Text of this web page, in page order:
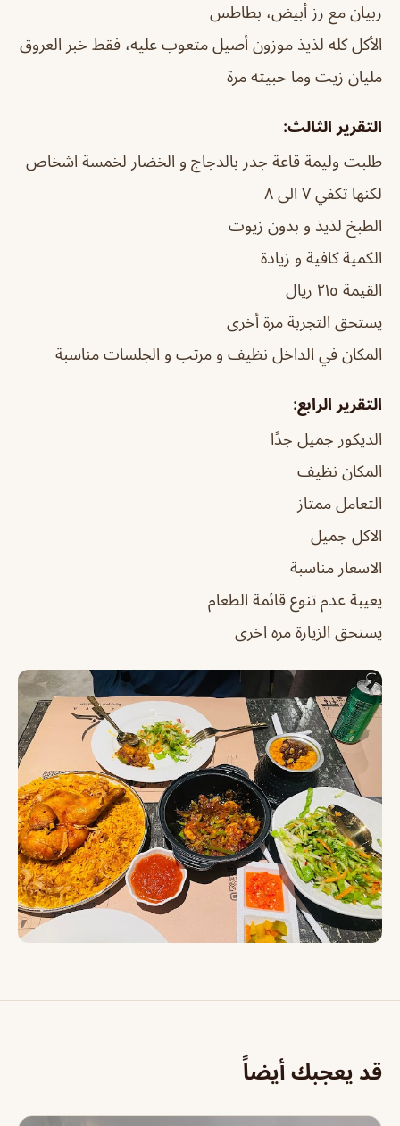
ربيان مع رز أبيض، بطاطس
الأكل كله لذيذ موزون أصيل متعوب عليه، فقط خبر العروق
مليان زيت وما حبيته مرة
التقرير الثالث:
طلبت وليمة قاعة جدر بالدجاج و الخضار لخمسة اشخاص
لكنها تكفي ٧ الى ٨
الطبخ لذيذ و بدون زيوت
الكمية كافية و زيادة
القيمة ٢١٥ ريال
يستحق التجربة مرة أخرى
المكان في الداخل نظيف و مرتب و الجلسات مناسبة
التقرير الرابع:
الديكور جميل جدًا
المكان نظيف
التعامل ممتاز
الاكل جميل
الاسعار مناسبة
يعيبة عدم تنوع قائمة الطعام
يستحق الزيارة مره اخرى
قد يعجبك أيضاً